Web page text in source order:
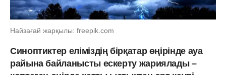
Найзағай жарқылы: freepik.com
Синоптиктер еліміздің бірқатар өңірінде ауа
райына байланысты ескерту жариялады –